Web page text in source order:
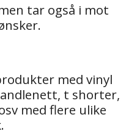
tar også i mot
med vinyl
t shorter,
med flere ulike